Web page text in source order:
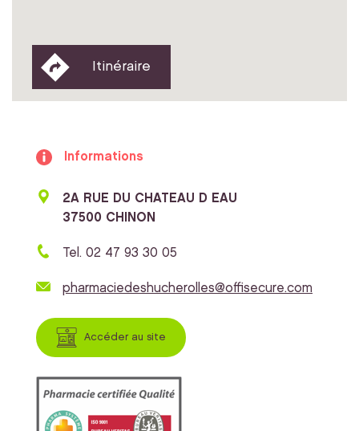
Itinéraire
Informations
2A RUE DU CHATEAU D EAU
37500 CHINON
Tel. 02 47 93 30 05
pharmaciedeshucherolles@offisecure.com
Accéder au site